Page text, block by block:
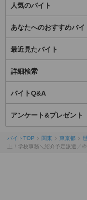
人気のバイト
あなたへのおすすめバイ
最近見たバイト
詳細検索
バイトQ&A
アンケート&プレゼント
バイトTOP 関東 東京都
上！学校事務＼紹介予定派遣／